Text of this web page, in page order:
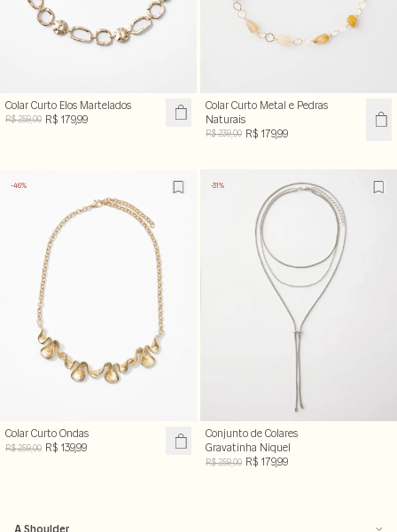
Colar Curto Elos Martelados
R$ 259,00 R$ 179,99
Colar Curto Metal e Pedras
Naturais
R$ 239,00 R$ 179,99
-46%
Colar Curto Ondas
R$ 259,00 R$ 139,99
-31%
Conjunto de Colares
Gravatinha Niquel
R$ 259,00 R$ 179,99
A Shoulder